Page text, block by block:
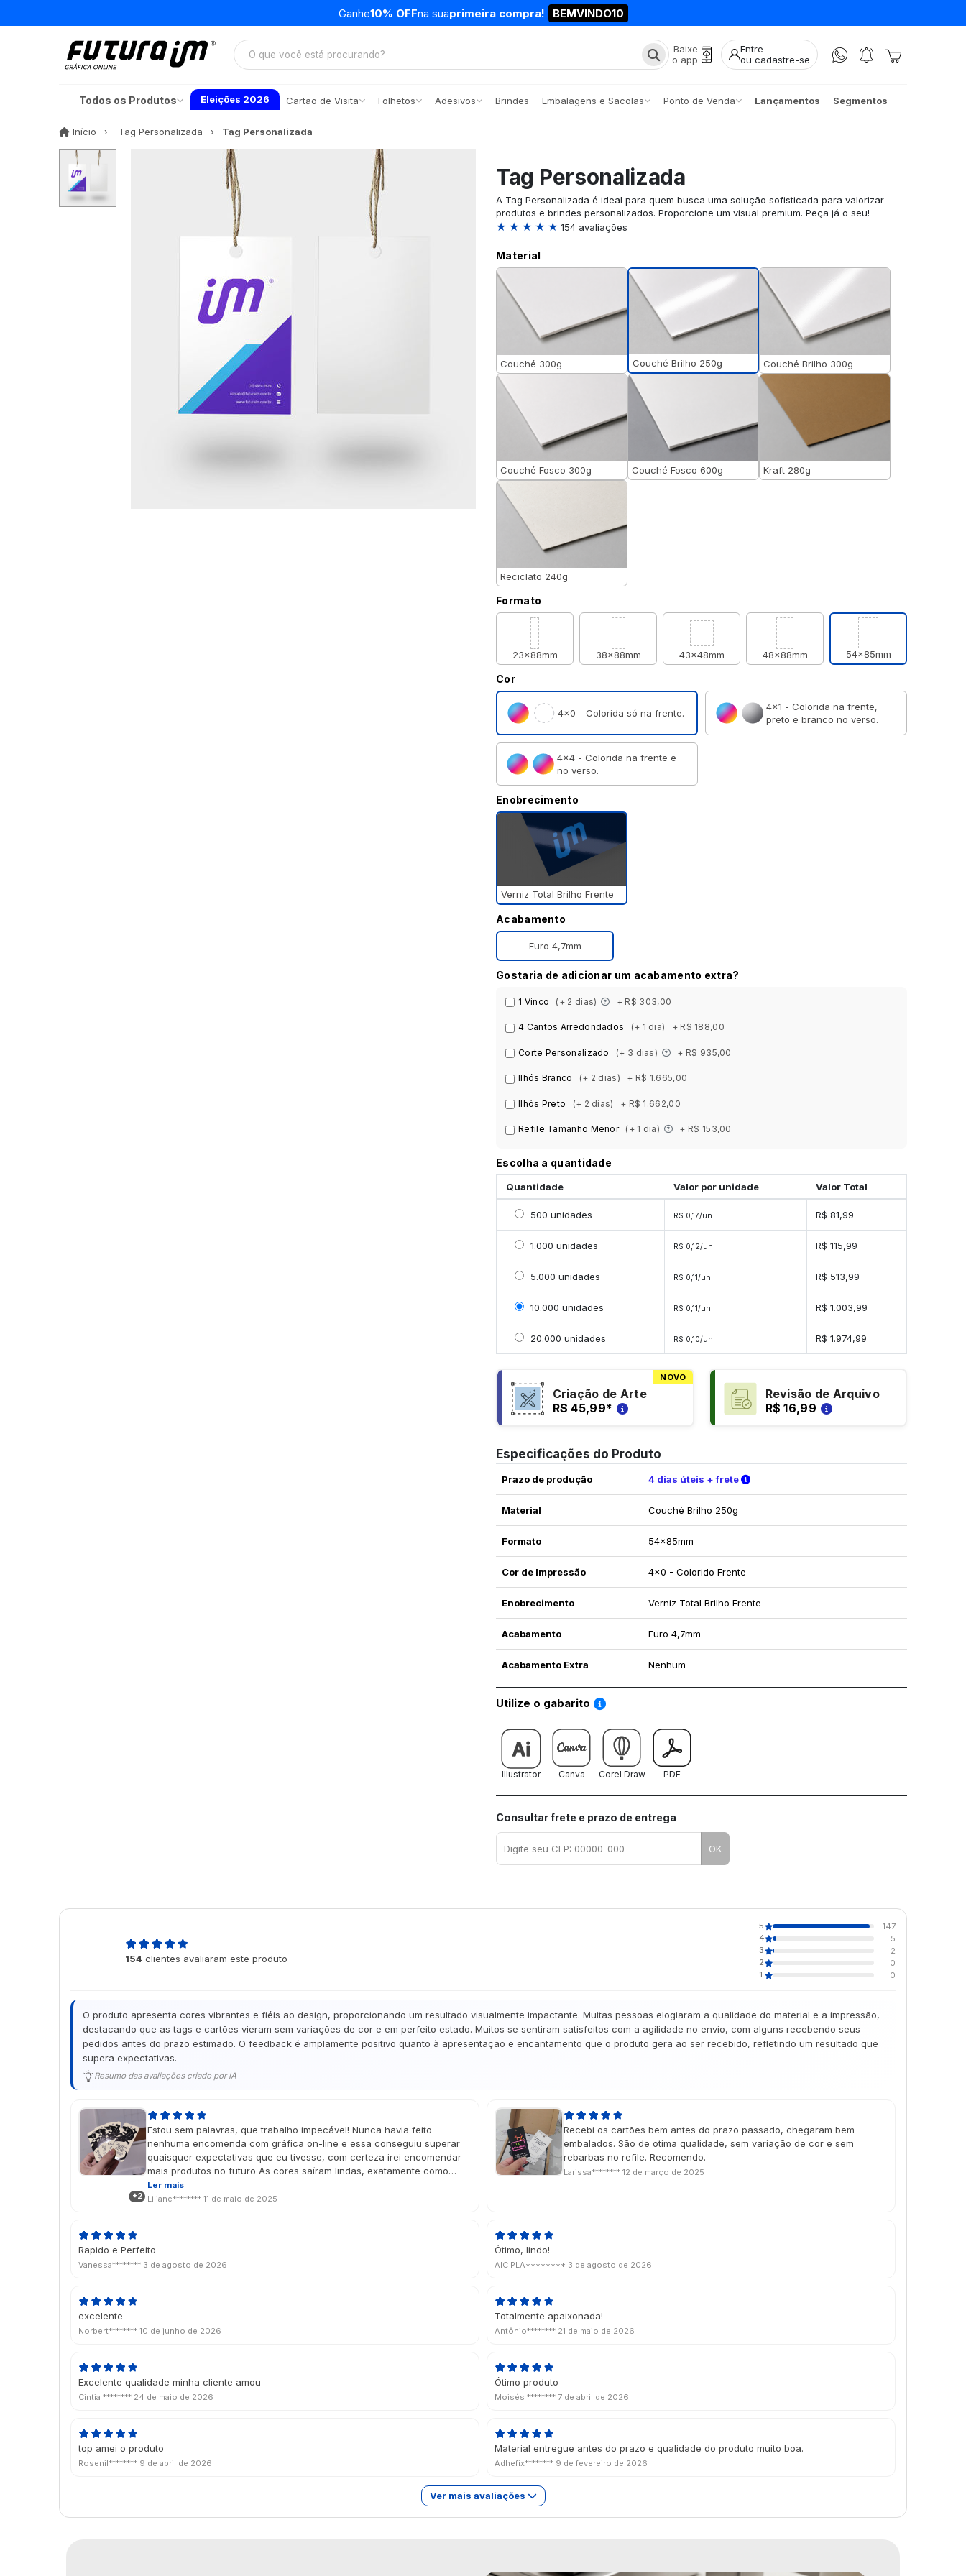
Ganhe10% OFFna suaprimeira compra! BEMVINDO10
Baixe
o app
Entre
ou cadastre-se
Todos os Produtos Eleições 2026 Cartão de Visita Folhetos Adesivos Brindes Embalagens e Sacolas Ponto de Venda Lançamentos Segmentos
Início Início Tag Personalizada Tag Personalizada
Tag Personalizada
A Tag Personalizada é ideal para quem busca uma solução sofisticada para valorizar
produtos e brindes personalizados. Proporcione um visual premium. Peça já o seu!
★ ★ ★ ★ ★ 154 avaliações
Material
Couché 300g Couché Brilho 250g Couché Brilho 300g
Couché Fosco 300g Couché Fosco 600g Kraft 280g
Reciclato 240g
Formato
23x88mm 38x88mm 43x48mm 48x88mm 54x85mm
Cor
4×0 - Colorida só na frente.
4×1 - Colorida na frente,
preto e branco no verso.
4×4 - Colorida na frente e
no verso.
Enobrecimento
Verniz Total Brilho Frente
Acabamento
Furo 4,7mm
Gostaria de adicionar um acabamento extra?
1 Vinco (+ 2 dias) + R$ 303,00
4 Cantos Arredondados (+ 1 dia) + R$ 188,00
Corte Personalizado (+ 3 dias) + R$ 935,00
Ilhós Branco (+ 2 dias) + R$ 1.665,00
Ilhós Preto (+ 2 dias) + R$ 1.662,00
Refile Tamanho Menor (+ 1 dia) + R$ 153,00
Escolha a quantidade
Quantidade Valor por unidade Valor Total
Selecionar 500 unidades
500 unidades R$ 0,17/un R$ 81,99
Selecionar 1000 unidades
1.000 unidades R$ 0,12/un R$ 115,99
Selecionar 5000 unidades
5.000 unidades R$ 0,11/un R$ 513,99
Selecionar 10000 unidades
10.000 unidades R$ 0,11/un R$ 1.003,99
Selecionar 20000 unidades
20.000 unidades R$ 0,10/un R$ 1.974,99
NOVO
Criação de Arte
R$ 45,99*
Revisão de Arquivo
R$ 16,99
Especificações do Produto
Prazo de produção 4 dias úteis + frete Verifique as condições de entrega
Material Couché Brilho 250g
Formato 54x85mm
Cor de Impressão 4x0 - Colorido Frente
Enobrecimento Verniz Total Brilho Frente
Acabamento Furo 4,7mm
Acabamento Extra Nenhum
Utilize o gabarito Saiba como utilizar os nossos gabaritos
Illustrator Canva Corel Draw PDF
Consultar frete e prazo de entrega
OK
154 clientes avaliaram este produto
5
147
4
5
3
2
2
0
1
0
O produto apresenta cores vibrantes e fiéis ao design, proporcionando um resultado visualmente impactante. Muitas pessoas elogiaram a qualidade do material e a impressão,
destacando que as tags e cartões vieram sem variações de cor e em perfeito estado. Muitos se sentiram satisfeitos com a agilidade no envio, com alguns recebendo seus
pedidos antes do prazo estimado. O feedback é amplamente positivo quanto à apresentação e encantamento que o produto gera ao ser recebido, refletindo um resultado que
supera expectativas.
Resumo das avaliações criado por IA
+2
Estou sem palavras, que trabalho impecável! Nunca havia feito
nenhuma encomenda com gráfica on-line e essa conseguiu superar
quaisquer expectativas que eu tivesse, com certeza irei encomendar
mais produtos no futuro As cores saíram lindas, exatamente como
imaginei no design, e o vinil localizado deu um charme muito especial!
É um presente de dia das mães e chegou na data perfeita, super
Ler mais
Liliane******** 11 de maio de 2025
Recebi os cartões bem antes do prazo passado, chegaram bem
embalados. São de otima qualidade, sem variação de cor e sem
rebarbas no refile. Recomendo.
Larissa******** 12 de março de 2025
Rapido e Perfeito
Vanessa******** 3 de agosto de 2026
Ótimo, lindo!
AIC PLA******** 3 de agosto de 2026
excelente
Norbert******** 10 de junho de 2026
Totalmente apaixonada!
Antônio******** 21 de maio de 2026
Excelente qualidade minha cliente amou
Cintia ******** 24 de maio de 2026
Ótimo produto
Moisés ******** 7 de abril de 2026
top amei o produto
Rosenil******** 9 de abril de 2026
Material entregue antes do prazo e qualidade do produto muito boa.
Adhefix******** 9 de fevereiro de 2026
Ver mais avaliações